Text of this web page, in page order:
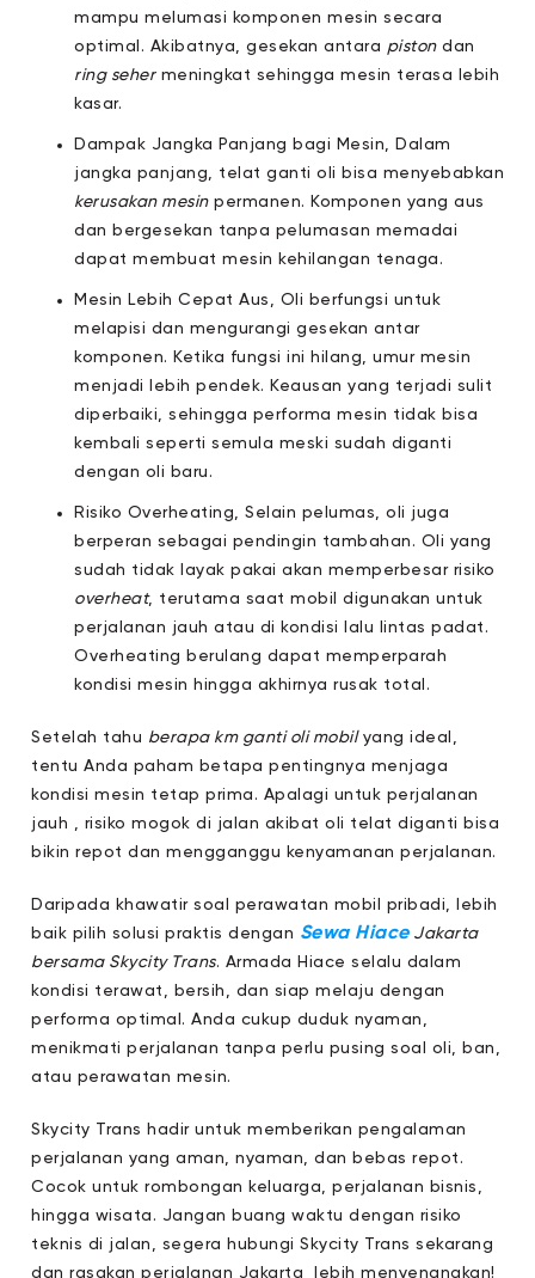
mampu melumasi komponen mesin secara
optimal. Akibatnya, gesekan antara pistondan
ring sehermeningkat sehingga mesin terasa lebih
kasar.
Dampak Jangka Panjang bagi Mesin, Dalam
jangka panjang, telat ganti oli bisa menyebabkan
kerusakan mesinpermanen. Komponen yang aus
dan bergesekan tanpa pelumasan memadai
dapat membuat mesin kehilangan tenaga.
Mesin Lebih Cepat Aus, Oli berfungsi untuk
melapisi dan mengurangi gesekan antar
komponen. Ketika fungsi ini hilang, umur mesin
menjadi lebih pendek. Keausan yang terjadi sulit
diperbaiki, sehingga performa mesin tidak bisa
kembali seperti semula meski sudah diganti
dengan oli baru.
Risiko Overheating, Selain pelumas, oli juga
berperan sebagai pendingin tambahan. Oli yang
sudah tidak layak pakai akan memperbesar risiko
overheat, terutama saat mobil digunakan untuk
perjalanan jauh atau di kondisi lalu lintas padat.
Overheating berulang dapat memperparah
kondisi mesin hingga akhirnya rusak total.
Setelah tahu berapa km ganti oli mobilyang ideal,
tentu Anda paham betapa pentingnya menjaga
kondisi mesin tetap prima. Apalagi untuk perjalanan
jauh , risiko mogok di jalan akibat oli telat diganti bisa
bikin repot dan mengganggu kenyamanan perjalanan.
Daripada khawatir soal perawatan mobil pribadi, lebih
baik pilih solusi praktis dengan Sewa HiaceJakarta
bersama Skycity Trans. Armada Hiace selalu dalam
kondisi terawat, bersih, dan siap melaju dengan
performa optimal. Anda cukup duduk nyaman,
menikmati perjalanan tanpa perlu pusing soal oli, ban,
atau perawatan mesin.
Skycity Trans hadir untuk memberikan pengalaman
perjalanan yang aman, nyaman, dan bebas repot.
Cocok untuk rombongan keluarga, perjalanan bisnis,
hingga wisata. Jangan buang waktu dengan risiko
teknis di jalan, segera hubungi Skycity Trans sekarang
dan rasakan perjalanan Jakarta lebih menyenangkan!